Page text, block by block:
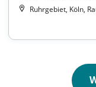
Ruhrgebiet, Köln,